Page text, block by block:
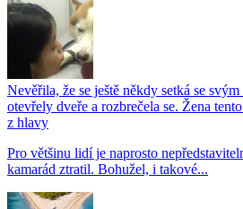
Nevěřila, že se ještě někdy setká se
otevřely dveře a rozbrečela se. Žena
z hlavy
Pro většinu lidí je naprosto
kamarád ztratil. Bohužel, i takové...